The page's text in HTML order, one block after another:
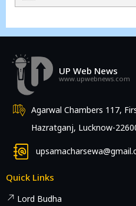
UP Web News
www.upwebnews.com
Agarwal Chambers 117,
Hazratganj, Lucknow-
Quick Links
Lord Budha